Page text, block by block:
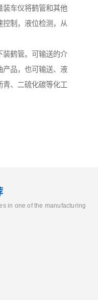
装车仪将鹤管和其他
控制，液位检测，从
装鹤管。可输送的介
产品，也可输送、液
青、二硫化碳等化工
in one of the manufacturing